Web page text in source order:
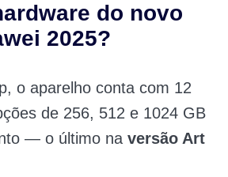
do novo
2025?
o aparelho conta com 12
de 256, 512 e 1024 GB
— o último na versão Art